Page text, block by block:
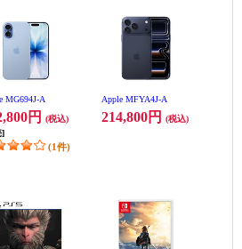
MG694J-A
円
(税込)
]
(1件)
Apple MFYA4J-A
214,800円 (税込)